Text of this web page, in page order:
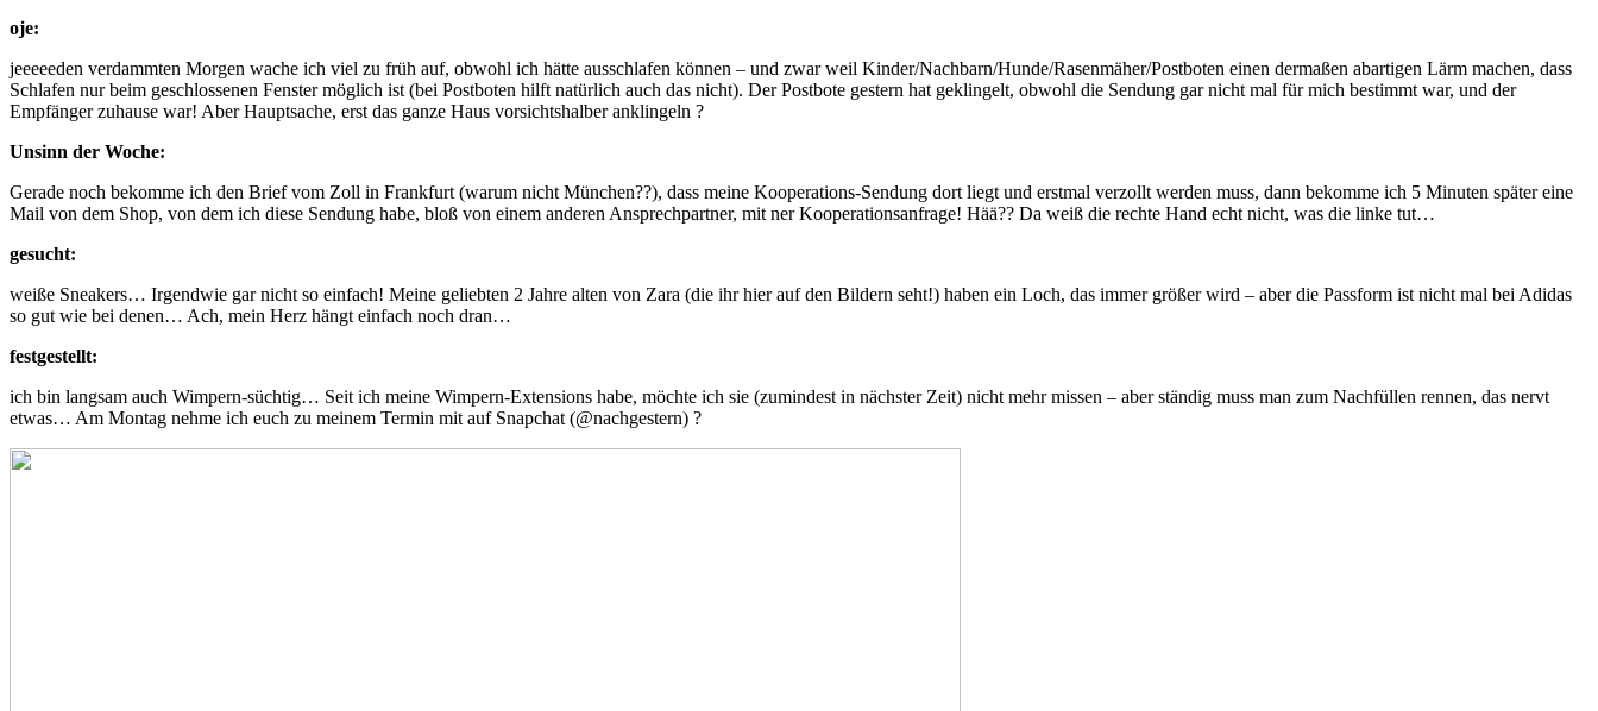
oje:
jeeeeeden verdammten Morgen wache ich viel zu früh auf, obwohl ich hätte ausschlafen können – und zwar weil Kinder/Nachbarn/Hunde/Rasenmäher/Postboten einen dermaßen abartigen Lärm machen, dass
Schlafen nur beim geschlossenen Fenster möglich ist (bei Postboten hilft natürlich auch das nicht). Der Postbote gestern hat geklingelt, obwohl die Sendung gar nicht mal für mich bestimmt war, und der
Empfänger zuhause war! Aber Hauptsache, erst das ganze Haus vorsichtshalber anklingeln ?
Unsinn der Woche:
Gerade noch bekomme ich den Brief vom Zoll in Frankfurt (warum nicht München??), dass meine Kooperations-Sendung dort liegt und erstmal verzollt werden muss, dann bekomme ich 5 Minuten später eine
Mail von dem Shop, von dem ich diese Sendung habe, bloß von einem anderen Ansprechpartner, mit ner Kooperationsanfrage! Hää?? Da weiß die rechte Hand echt nicht, was die linke tut…
gesucht:
weiße Sneakers… Irgendwie gar nicht so einfach! Meine geliebten 2 Jahre alten von Zara (die ihr hier auf den Bildern seht!) haben ein Loch, das immer größer wird – aber die Passform ist nicht mal bei Adidas
so gut wie bei denen… Ach, mein Herz hängt einfach noch dran…
festgestellt:
ich bin langsam auch Wimpern-süchtig… Seit ich meine Wimpern-Extensions habe, möchte ich sie (zumindest in nächster Zeit) nicht mehr missen – aber ständig muss man zum Nachfüllen rennen, das nervt
etwas… Am Montag nehme ich euch zu meinem Termin mit auf Snapchat (@nachgestern) ?